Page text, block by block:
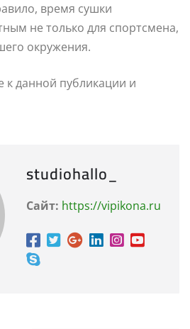
время сушки
не только для спортсмена,
окружения.
к данной публикации и
studiohallo_
Сайт: https://vipikona.ru